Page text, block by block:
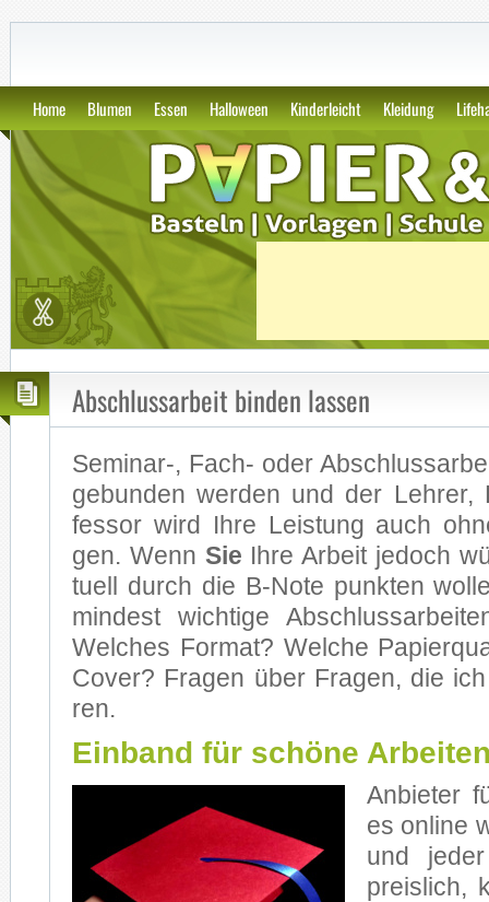
Home Blumen Essen Halloween Kinderleicht Kleidung
Abschlussarbeit binden lassen
Seminar-, Fach- oder
ge­bun­den wer­den und der
fes­sor wird Ihre Leis­tung auch
gen. Wenn Sie Ihre Ar­beit je­doch
tu­ell durch die B-Note punk­ten
min­dest wich­ti­ge
Wel­ches For­mat? Wel­che
Co­ver? Fra­gen über Fra­gen, die
ren.
Einband für schöne
An­bie­ter
es on­line
und
preis­lich,